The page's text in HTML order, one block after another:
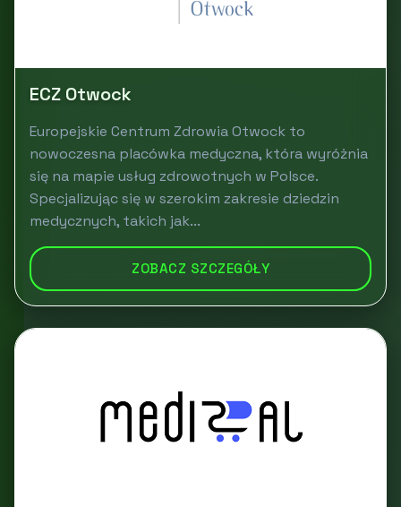
ECZ Otwock
Europejskie Centrum Zdrowia Otwock to
nowoczesna placówka medyczna, która wyróżnia
się na mapie usług zdrowotnych w Polsce.
Specjalizując się w szerokim zakresie dziedzin
medycznych, takich jak...
ZOBACZ SZCZEGÓŁY